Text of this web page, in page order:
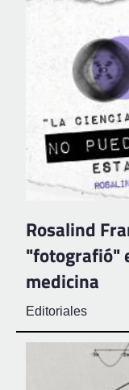
Rosalind
"fotografió"
medicina
Editoriales